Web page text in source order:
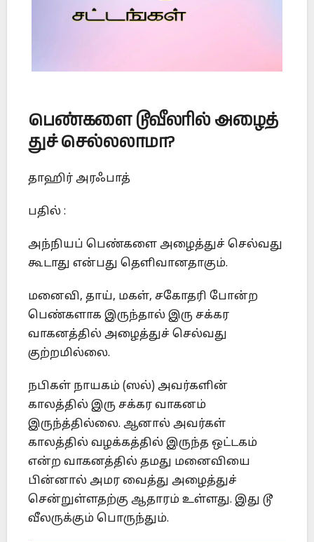
பெண்களை டூவீலரில் அழைத்
துச் செல்லலாமா?
தாஹிர் அரஃபாத்
பதில் :
அந்நியப் பெண்களை அழைத்துச் செல்வது
கூடாது என்பது தெளிவானதாகும்.
மனைவி, தாய், மகள், சகோதரி போன்ற
பெண்களாக இருந்தால் இரு சக்கர
வாகனத்தில் அழைத்துச் செல்வது
குற்றமில்லை.
நபிகள் நாயகம் (ஸல்) அவர்களின்
காலத்தில் இரு சக்கர வாகனம்
இருந்த்தில்லை. ஆனால் அவர்கள்
காலத்தில் வழக்கத்தில் இருந்த ஒட்டகம்
என்ற வாகனத்தில் தமது மனைவியை
பின்னால் அமர வைத்து அழைத்துச்
சென்றுள்ளதற்கு ஆதாரம் உள்ளது. இது டூ
வீலருக்கும் பொருந்தும்.